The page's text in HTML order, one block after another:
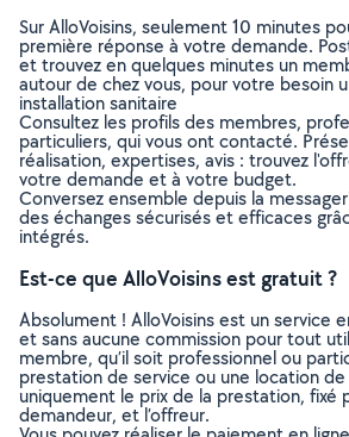
Sur AlloVoisins, seulement 10 minutes
première réponse à votre demande.
et trouvez en quelques minutes un
autour de chez vous, pour votre besoin
installation sanitaire
Consultez les profils des membres,
particuliers, qui vous ont contacté.
réalisation, expertises, avis : trouvez
votre demande et à votre budget.
Conversez ensemble depuis la
des échanges sécurisés et efficaces
intégrés.
Est-ce que AlloVoisins est gratuit ?
Absolument ! AlloVoisins est un service
et sans aucune commission pour tout
membre, qu’il soit professionnel ou
prestation de service ou une location de
uniquement le prix de la prestation, fixé
demandeur, et l’offreur.